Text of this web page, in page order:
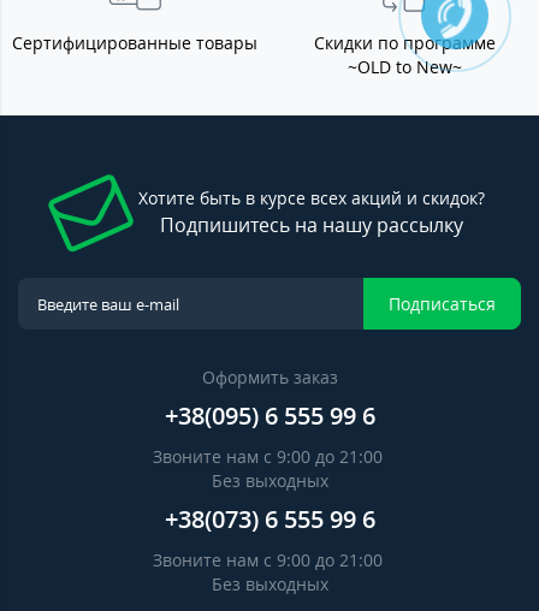
Сертифицированные товары
Скидки по программе
~OLD to New~
Хотите быть в курсе всех акций и скидок?
Подпишитесь на нашу рассылку
Подписаться
Оформить заказ
+38(095) 6 555 99 6
Звоните нам с 9:00 до 21:00
Без выходных
+38(073) 6 555 99 6
Звоните нам с 9:00 до 21:00
Без выходных